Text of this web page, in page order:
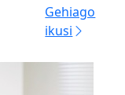
Gehiago
ikusi